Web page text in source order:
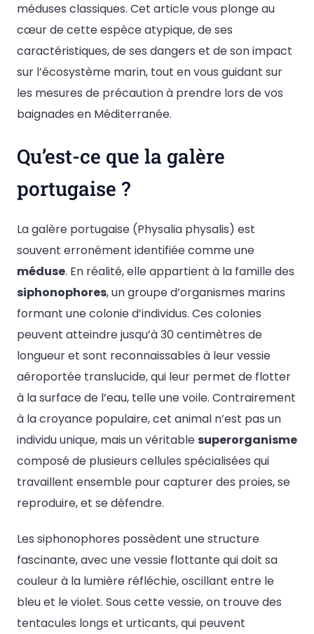
méduses classiques. Cet article vous plonge au
cœur de cette espèce atypique, de ses
caractéristiques, de ses dangers et de son impact
sur l’écosystème marin, tout en vous guidant sur
les mesures de précaution à prendre lors de vos
baignades en Méditerranée.
Qu’est-ce que la galère
portugaise ?
La galère portugaise (Physalia physalis) est
souvent erronément identifiée comme une
méduse. En réalité, elle appartient à la famille des
siphonophores, un groupe d’organismes marins
formant une colonie d’individus. Ces colonies
peuvent atteindre jusqu’à 30 centimètres de
longueur et sont reconnaissables à leur vessie
aéroportée translucide, qui leur permet de flotter
à la surface de l’eau, telle une voile. Contrairement
à la croyance populaire, cet animal n’est pas un
individu unique, mais un véritable superorganisme
composé de plusieurs cellules spécialisées qui
travaillent ensemble pour capturer des proies, se
reproduire, et se défendre.
Les siphonophores possèdent une structure
fascinante, avec une vessie flottante qui doit sa
couleur à la lumière réfléchie, oscillant entre le
bleu et le violet. Sous cette vessie, on trouve des
tentacules longs et urticants, qui peuvent